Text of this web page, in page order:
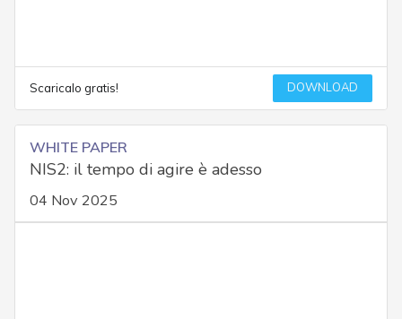
Scaricalo gratis! DOWNLOAD
WHITE PAPER
NIS2: il tempo di agire è adesso
04 Nov 2025